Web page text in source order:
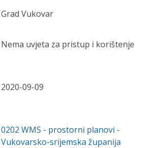
Grad Vukovar
Nema uvjeta za pristup i korištenje
2020-09-09
0202 WMS - prostorni planovi -
Vukovarsko-srijemska županija